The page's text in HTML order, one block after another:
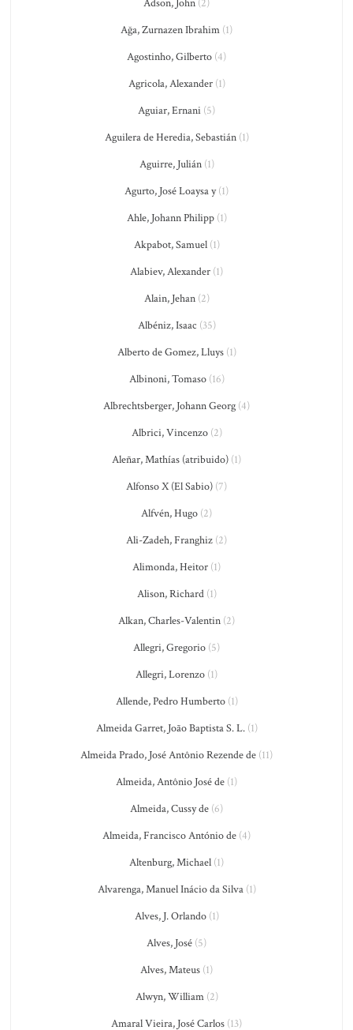
Adson, John (2)
Ağa, Zurnazen Ibrahim (1)
Agostinho, Gilberto (4)
Agricola, Alexander(1)
Aguiar, Ernani (5)
Aguilera de Heredia, Sebastián(1)
Aguirre, Julián(1)
Agurto, José Loaysa y(1)
Ahle, Johann Philipp(1)
Akpabot, Samuel(1)
Alabiev, Alexander (1)
Alain, Jehan(2)
Albéniz, Isaac (35)
Alberto de Gomez, Lluys(1)
Albinoni, Tomaso(16)
Albrechtsberger, Johann Georg (4)
Albrici, Vincenzo(2)
Aleñar, Mathías (atribuido) (1)
Alfonso X (El Sabio) (7)
Alfvén, Hugo (2)
Ali-Zadeh, Franghiz (2)
Alimonda, Heitor (1)
Alison, Richard(1)
Alkan, Charles-Valentin (2)
Allegri, Gregorio (5)
Allegri, Lorenzo (1)
Allende, Pedro Humberto(1)
Almeida Garret, João Baptista S. L.(1)
Almeida Prado, José Antônio Rezende de (11)
Almeida, Antônio José de (1)
Almeida, Cussy de (6)
Almeida, Francisco António de (4)
Altenburg, Michael (1)
Alvarenga, Manuel Inácio da Silva(1)
Alves, J. Orlando(1)
Alves, José (5)
Alves, Mateus (1)
Alwyn, William(2)
Amaral Vieira, José Carlos (13)